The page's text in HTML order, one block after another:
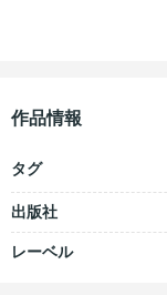
作品情報
タグ
出版社
レーベル